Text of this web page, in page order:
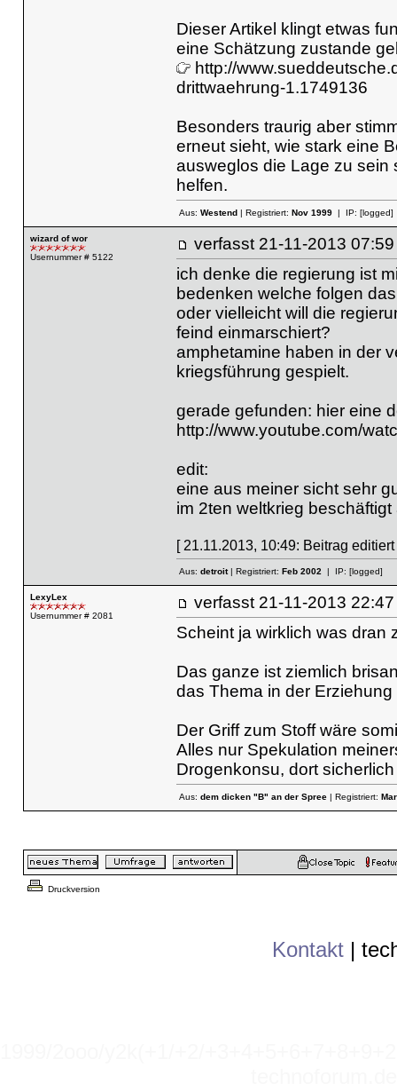
Dieser Artikel klingt etwas
eine Schätzung zustande
http://
drittwaehrung-1.1749136
Besonders traurig aber
erneut sieht, wie stark eine
ausweglos die Lage zu sein
helfen.
Aus: Westend| Registriert: Nov 1999| IP: [logged]
wizard of wor
Usernummer # 5122
verfasst 21-11-2013
ich denke die regierung ist
bedenken welche folgen
oder vielleicht will die
feind einmarschiert?
amphetamine haben in der
kriegsführung gespielt.
gerade gefunden: hier eine
http://www.youtube.com/
edit:
eine aus meiner sicht sehr
im 2ten weltkrieg
[ 21.11.2013, 10:49: Beitrag
Aus: detroit| Registriert: Feb 2002| IP: [logged]
LexyLex
Usernummer # 2081
verfasst 21-11-2013
Scheint ja wirklich was dran
Das ganze ist ziemlich
das Thema in der
Der Griff zum Stoff wäre
Alles nur Spekulation
Drogenkonsu, dort
Aus: dem dicken "B" an der Spree| Registriert:
Druckversion
Kontakt |